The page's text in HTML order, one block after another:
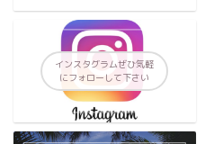
インスタグラムぜひ気軽
にフォローして下さい